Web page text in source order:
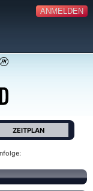
ANMELDEN
ZEITPLAN